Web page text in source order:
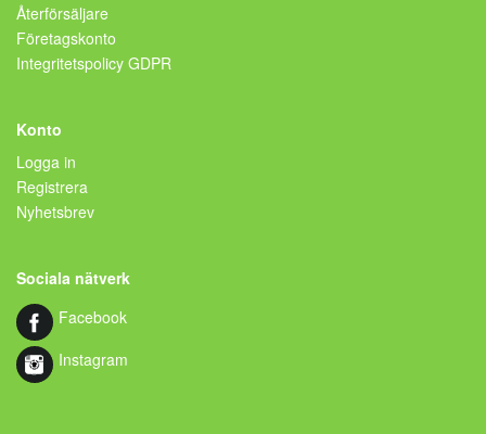
Återförsäljare
Företagskonto
Integritetspolicy GDPR
Konto
Logga in
Registrera
Nyhetsbrev
Sociala nätverk
Facebook
Instagram